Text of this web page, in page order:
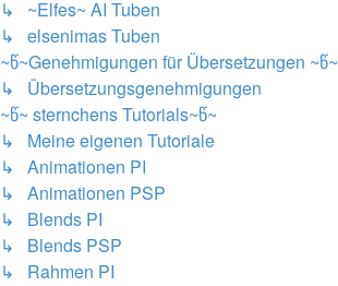
↳ ~Elfes~ AI Tuben
↳ elsenimas Tuben
~წ~Genehmigungen für Übersetzungen ~წ~
↳ Übersetzungsgenehmigungen
~წ~ sternchens Tutorials~წ~
↳ Meine eigenen Tutoriale
↳ Animationen PI
↳ Animationen PSP
↳ Blends PI
↳ Blends PSP
↳ Rahmen PI